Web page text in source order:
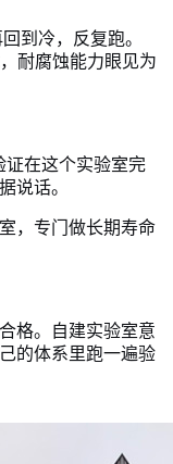
冷，反复跑。
耐腐蚀能力眼见为
在这个实验室完
说话。
，专门做长期寿命
格。自建实验室意
的体系里跑一遍验